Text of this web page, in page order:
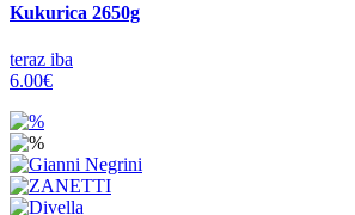
Kukurica 2650g
teraz iba
6.00€